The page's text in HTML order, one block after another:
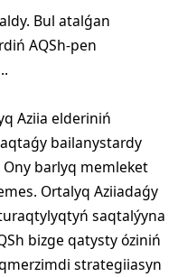
Bul atalǵan
AQSh-pen
Aziia elderiniń
bailanystardy
barlyq memleket
Ortalyq Aziiadaǵy
saqtalýyna
bizge qatysty óziniń
strategiiasyn